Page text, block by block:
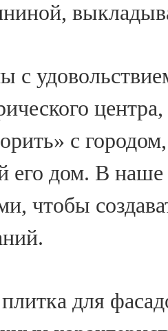
с
с
его дом. В
чтобы
для